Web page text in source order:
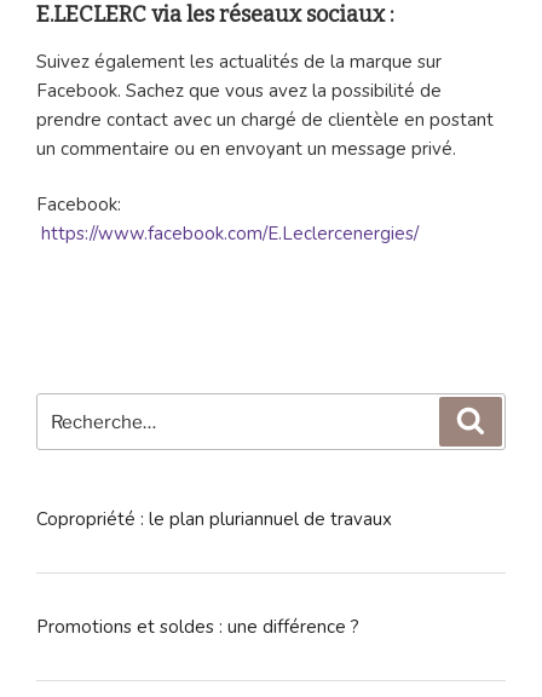
E.LECLERC via les réseaux sociaux :
Suivez également les actualités de la marque sur
Facebook. Sachez que vous avez la possibilité de
prendre contact avec un chargé de clientèle en postant
un commentaire ou en envoyant un message privé.
Facebook:
https://www.facebook.com/E.Leclercenergies/
pour
Copropriété : le plan pluriannuel de travaux
Promotions et soldes : une différence ?